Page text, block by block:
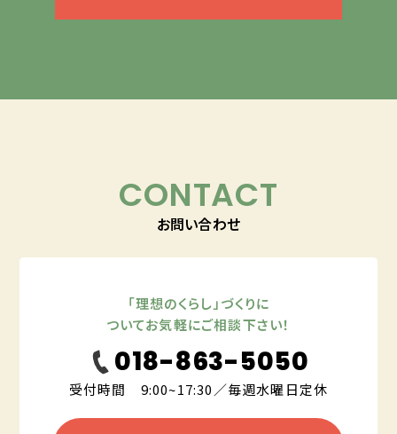
CONTACT
お問い合わせ
「理想のくらし」づくりに
ついてお気軽にご相談下さい！
018-863-5050
受付時間 9:00~17:30／毎週水曜日定休